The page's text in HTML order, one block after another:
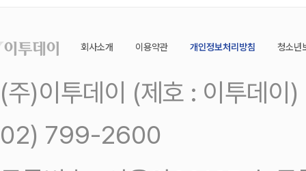
회사소개 이용약관 개인정보처리방침 청소년
(주)이투데이 (제호 : 이투데
02) 799-2600